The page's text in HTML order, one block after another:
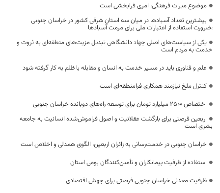
موضوع میراث فرهنگی، امری فرابخشی است
بیشترین تعداد آسبادها در میان سه استان شرقی کشور در خراسان جنوبی
،ضرورت استفاده از اعتبارات ملی برای مرمت آسبادها
یکی از سیاست‌های اصلی جهاد دانشگاهی تبدیل مزیت‌های منطقه‌ای به ثروت و
خدمت به مردم است
علم و فناوری باید در مسیر خدمت به انسان و مقابله با ظلم به کار گرفته شود
کنترل ملخ نیازمند همکاری فرامنطقه‌ای است
اختصاص 2500 میلیارد تومان برای توسعه راه‌های دوبانده خراسان جنوبی
اربعین فرصتی برای بازگشت عقلانیت و اصول فراموش‌شده انسانیت به جامعه
بشری است
خراسان جنوبی در خدمت‌رسانی به زائران اربعین، الگوی همدلی و اخلاص است
استفاده از ظرفیت پیمانکاران و تأمین‌کنندگان بومی استان
ظرفیت معدنی خراسان جنوبی فرصتی برای جهش اقتصادی